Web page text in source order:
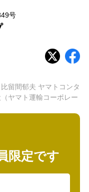
号
留間郁夫 ヤマトコンタ
ヤマト運輸コーポレー
限定です